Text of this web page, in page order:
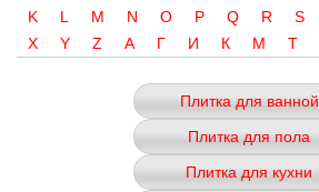
K
L M N O P Q R S
X
Y Z А Г И К М Т
Плитка для ванной
Плитка для пола
Плитка для кухни